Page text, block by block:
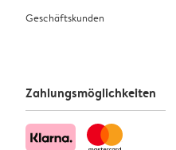
Geschäftskunden
Zahlungsmöglichkeiten